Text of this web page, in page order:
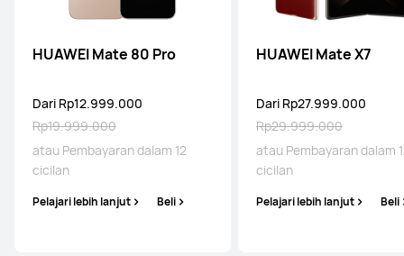
HUAWEI Mate 80 Pro
Dari Rp12.999.000
Rp19.999.000
atau Pembayaran dalam 12
cicilan
Pelajari lebih lanjut Beli
HUAWEI Mate X7
Dari Rp27.999.000
Rp29.999.000
atau Pembayaran dalam
cicilan
Pelajari lebih lanjut Beli